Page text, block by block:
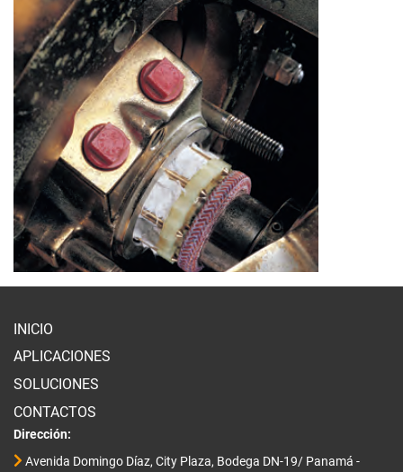
INICIO
APLICACIONES
SOLUCIONES
CONTACTOS
Dirección:
Avenida Domingo Díaz, City Plaza, Bodega DN-19/ Panamá -